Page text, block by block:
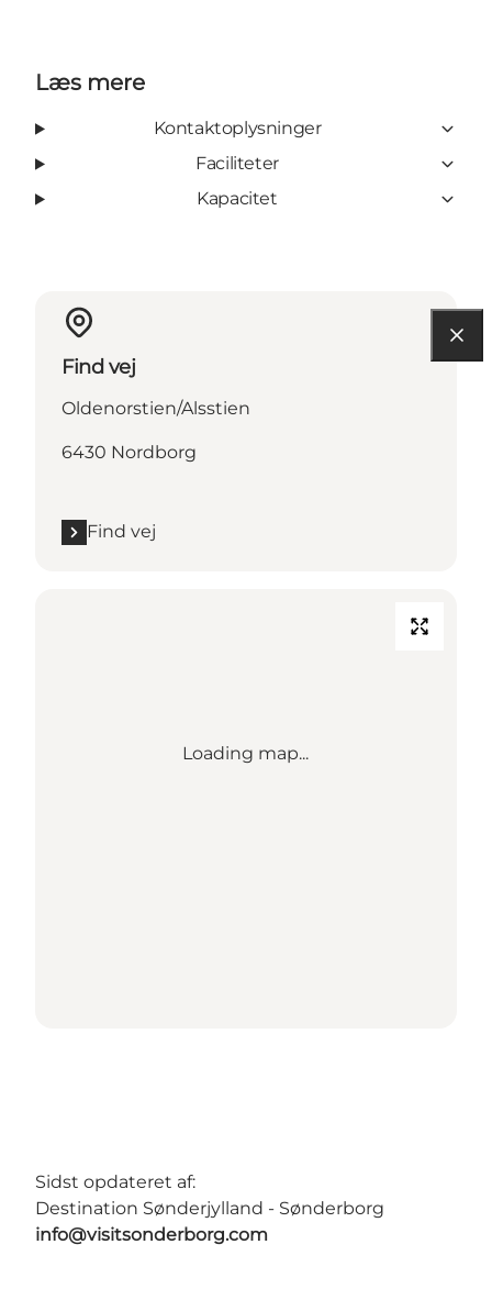
Læs mere
Kontaktoplysninger
Faciliteter
Kapacitet
Find vej
Oldenorstien/Alsstien
6430 Nordborg
Find vej
Loading map...
Sidst opdateret af:
Destination Sønderjylland - Sønderborg
info@visitsonderborg.com